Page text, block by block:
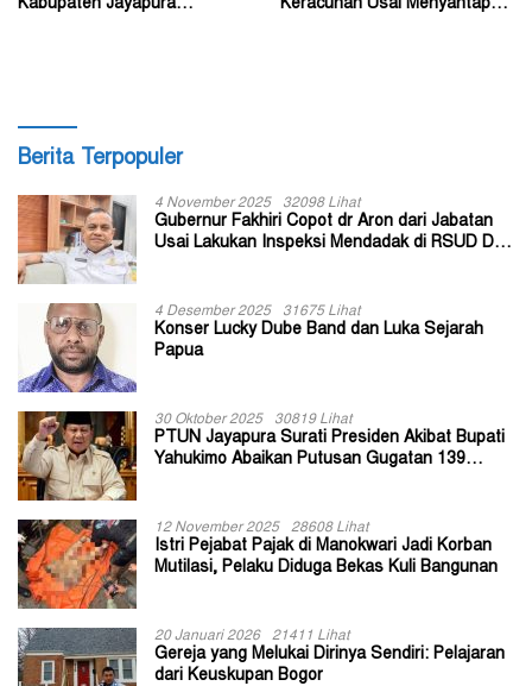
Kabupaten Jayapura
Keracunan Usai Menyantap
Berita Terpopuler
4 November 2025 32098 Lihat
Gubernur Fakhiri Copot dr Aron dari Jabatan
Usai Lakukan Inspeksi Mendadak di RSUD Dok
4 Desember 2025 31675 Lihat
Konser Lucky Dube Band dan Luka Sejarah
Papua
30 Oktober 2025 30819 Lihat
PTUN Jayapura Surati Presiden Akibat Bupati
Yahukimo Abaikan Putusan Gugatan 139
12 November 2025 28608 Lihat
Istri Pejabat Pajak di Manokwari Jadi Korban
Mutilasi, Pelaku Diduga Bekas Kuli Bangunan
20 Januari 2026 21411 Lihat
Gereja yang Melukai Dirinya Sendiri: Pelajaran
dari Keuskupan Bogor